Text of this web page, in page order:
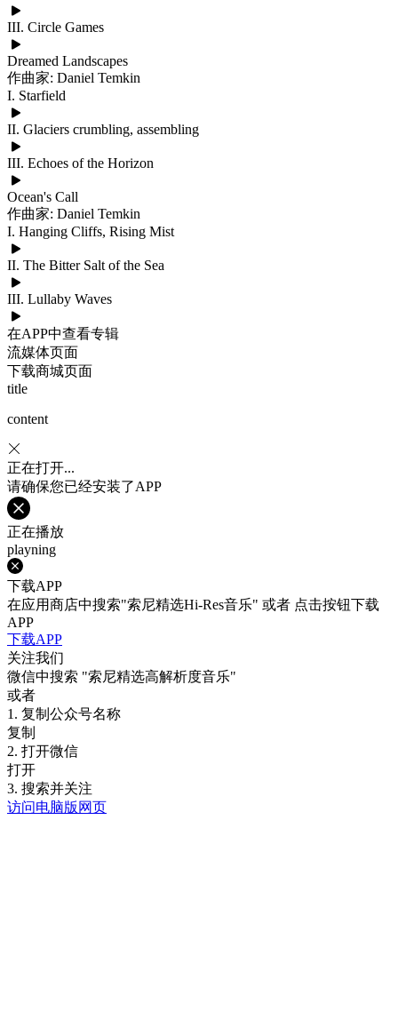
III. Circle Games
Dreamed Landscapes
作曲家: Daniel Temkin
I. Starfield
II. Glaciers crumbling, assembling
III. Echoes of the Horizon
Ocean's Call
作曲家: Daniel Temkin
I. Hanging Cliffs, Rising Mist
II. The Bitter Salt of the Sea
III. Lullaby Waves
在APP中查看专辑
流媒体页面
下载商城页面
title
content
正在打开...
请确保您已经安装了APP
正在播放
playning
下载APP
在应用商店中搜索"索尼精选Hi-Res音乐" 或者 点击按钮下载
APP
下载APP
关注我们
微信中搜索 "索尼精选高解析度音乐"
或者
1. 复制公众号名称
复制
2. 打开微信
打开
3. 搜索并关注
访问电脑版网页